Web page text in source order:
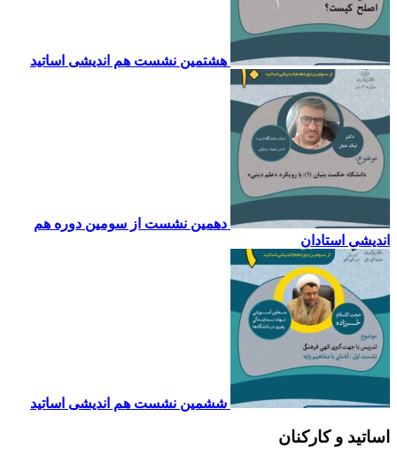
هشتمین نشست هم اندیشی اساتید
دهمین نشست از سومین دوره هم
استادان
ششمین نشست هم اندیشی اساتید
و کارکنان